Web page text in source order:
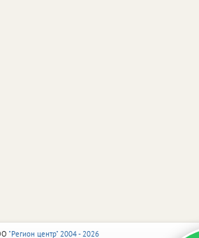
"Регион центр" 2004 - 2026